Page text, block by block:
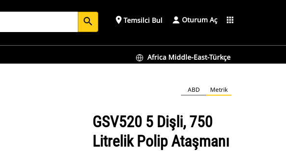
search place Temsilci Bul Oturum Aç apps
Africa Middle-East-Türkçe
ABD Metrik
GSV520 5 Dişli, 750
Litrelik Polip Ataşmanı